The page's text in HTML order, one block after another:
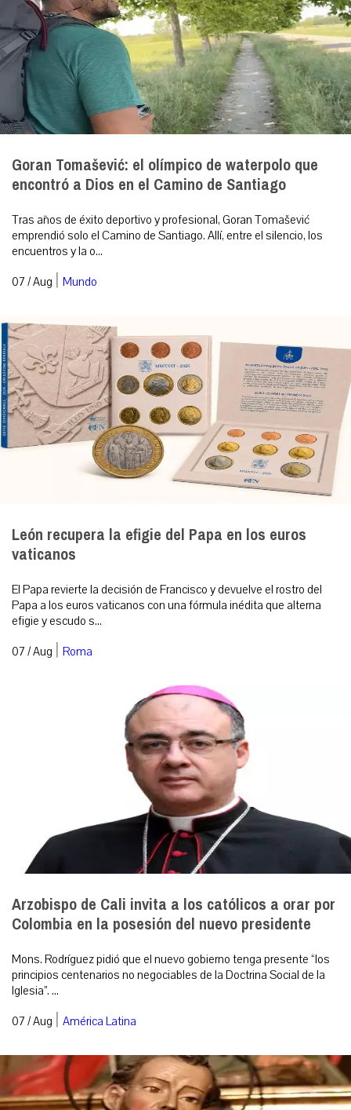
Goran Tomašević: el olímpico de waterpolo que
encontró a Dios en el Camino de Santiago
Tras años de éxito deportivo y profesional, Goran Tomašević
emprendió solo el Camino de Santiago. Allí, entre el silencio, los
encuentros y la o...
07 / Aug | Mundo
León recupera la efigie del Papa en los euros
vaticanos
El Papa revierte la decisión de Francisco y devuelve el rostro del
Papa a los euros vaticanos con una fórmula inédita que alterna
efigie y escudo s...
07 / Aug | Roma
Arzobispo de Cali invita a los católicos a orar por
Colombia en la posesión del nuevo presidente
Mons. Rodríguez pidió que el nuevo gobierno tenga presente “los
principios centenarios no negociables de la Doctrina Social de la
Iglesia”. ...
07 / Aug | América Latina